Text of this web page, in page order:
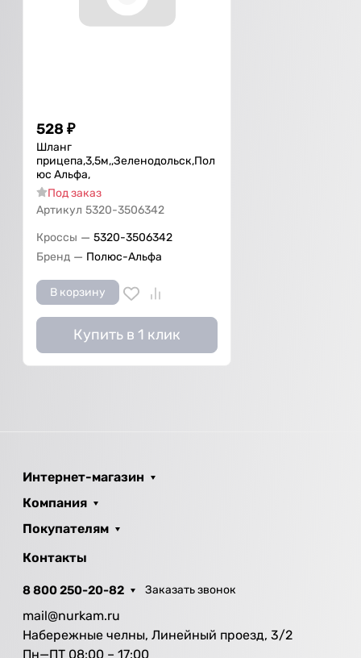
528 ₽
Шланг
прицепа,3,5м,,Зеленодольск,Пол
юс Альфа,
Под заказ
Артикул 5320-3506342
Кроссы — 5320-3506342
Бренд — Полюс-Альфа
В корзину
Купить в 1 клик
Интернет-магазин
Компания
Покупателям
Контакты
8 800 250-20-82 Заказать звонок
mail@nurkam.ru
Набережные челны, Линейный проезд, 3/2
Пн—ПТ 08:00 – 17:00